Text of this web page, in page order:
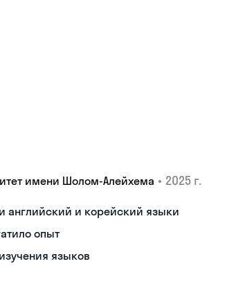
имени Шолом-Алейхема • 2025 г.
английский и корейский языки
опыт
языков